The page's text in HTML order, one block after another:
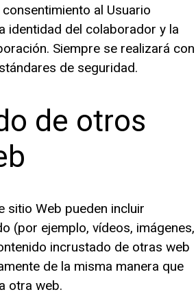
al Usuario
identidad del colaborador y la
Siempre se realizará con
de seguridad.
de otros
sitio Web pueden incluir
(por ejemplo, vídeos, imágenes,
incrustado de otras web
de la misma manera que
otra web.